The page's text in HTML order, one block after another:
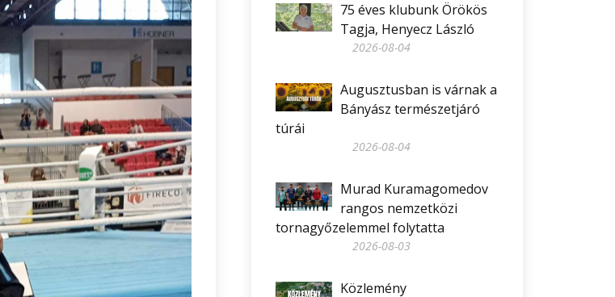
75 éves klubunk Örökös
Tagja, Henyecz László
2026-08-04
Augusztusban is várnak a
Bányász természetjáró
túrái
2026-08-04
Murad Kuramagomedov
rangos nemzetközi
tornagyőzelemmel folytatta
2026-08-03
Közlemény